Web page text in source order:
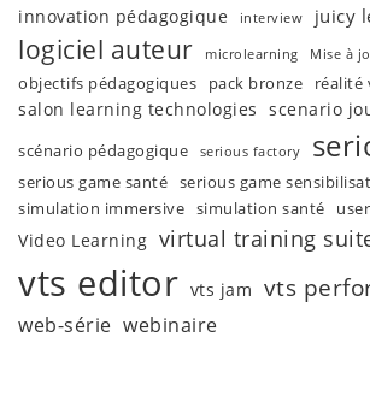
innovation pédagogique interview juicy
logiciel auteur microlearning Mise à
objectifs pédagogiques pack bronze réalité
salon learning technologies scenario
scénario pédagogique serious factory
serious game santé serious game
simulation immersive simulation santé
Video Learning virtual training
vts editor vts jam vts
web-série webinaire